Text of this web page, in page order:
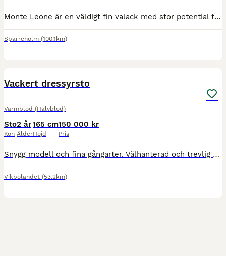
Monte Leone är en väldigt fin valack med stor potential for framtiden inom dressyren. Ger en härlig ridkänsla och har en fantastiskt fin galopp. Frisk, sund och röntgad. Okomplicerad i hantering. Pr
Sparreholm (100.1km)
Vackert dressyrsto
Varmblod (Halvblod)
Sto
Kön
2 år
Ålder
165 cm
Höjd
150 000 kr
Pris
Snygg modell och fina gångarter. Välhanterad och trevlig med vakenhet. Regelbundet avmaskad, verkad och vaccinerad. Exportröntgad Jan -26, bra röntgen. Ca 165 nu och beräknas bli runt 170. Ta chans
Vikbolandet (53.2km)